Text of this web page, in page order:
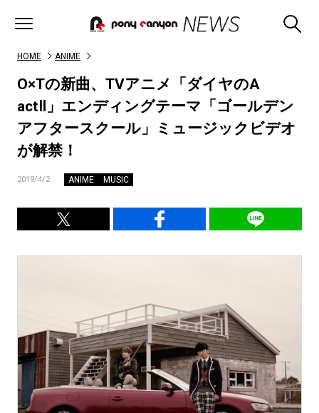
HOME ANIME
O×Tの新曲、TVアニメ「ダイヤのA
actⅡ」エンディングテーマ「ゴールデン
アフタースクール」ミュージックビデオ
が解禁！
2019/4/2 ANIME MUSIC